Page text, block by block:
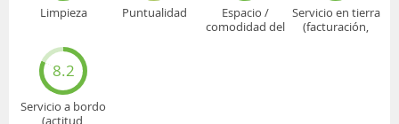
Limpieza Puntualidad
Espacio /
comodidad del
Servicio en tierra
(facturación,
8.2
Servicio a bordo
(actitud,